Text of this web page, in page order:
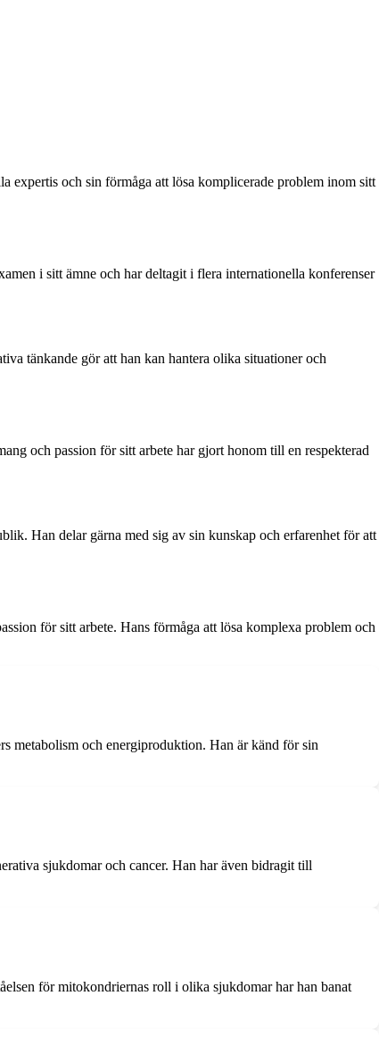
expertis och sin förmåga att lösa komplicerade problem inom sitt
i sitt ämne och har deltagit i flera internationella konferenser
tänkande gör att han kan hantera olika situationer och
och passion för sitt arbete har gjort honom till en respekterad
Han delar gärna med sig av sin kunskap och erfarenhet för att
för sitt arbete. Hans förmåga att lösa komplexa problem och
metabolism och energiproduktion. Han är känd för sin
sjukdomar och cancer. Han har även bidragit till
för mitokondriernas roll i olika sjukdomar har han banat